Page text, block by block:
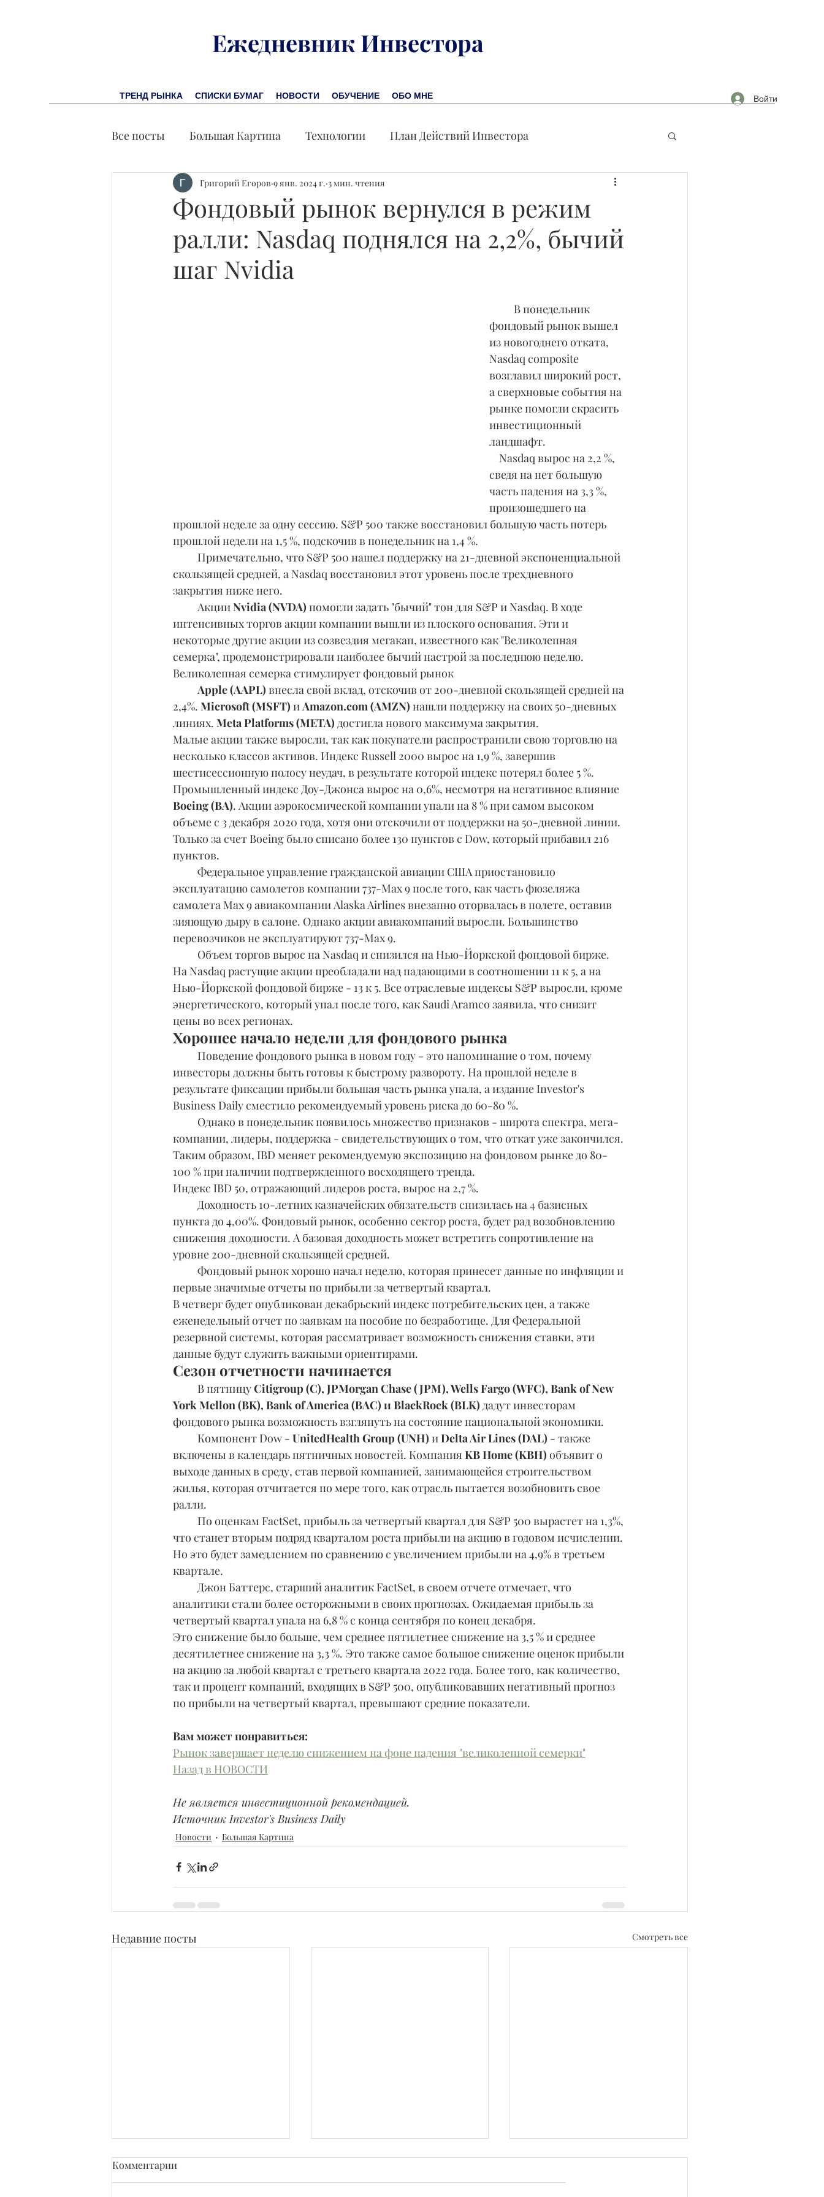
Ежедневник Инвестора
ТРЕНД РЫНКА СПИСКИ БУМАГ НОВОСТИ ОБУЧЕНИЕ ОБО МНЕ Войти
Все посты Большая Картина Технологии План Действий Инвестора
Заметки финсоветника Обучение Новости Промышленность
Лидеры И Успех Экономика Акция дня
Фондовый рынок вернулся в режим
ралли: Nasdaq поднялся на 2,2%, бычий
шаг Nvidia
Григорий Егоров 9 янв. 2024 г. 3 мин. чтения
фондовый рынок вышел
из новогоднего отката,
Nasdaq composite
возглавил широкий рост,
а сверхновые события на
рынке помогли скрасить
инвестиционный
ландшафт.
сведя на нет большую
часть падения на 3,3 %,
произошедшего на
прошлой неделе за одну сессию. S&P 500 также восстановил большую часть потерь
прошлой недели на 1,5 %, подскочив в понедельник на 1,4 %.
скользящей средней, а Nasdaq восстановил этот уровень после трехдневного
закрытия ниже него.
	Акции
Nvidia (NVDA) помогли задать "бычий" тон для S&P и Nasdaq. В ходе
интенсивных торгов акции компании вышли из плоского основания. Эти и
некоторые другие акции из созвездия мегакап, известного как "Великолепная
семерка", продемонстрировали наиболее бычий настрой за последнюю неделю.
Великолепная семерка стимулирует фондовый рынок
Apple (AAPL) внесла свой вклад, отскочив от 200-дневной скользящей средней на
2,4%. Microsoft (MSFT) и Amazon.com (AMZN) нашли поддержку на своих 50-дневных
линиях. Meta Platforms (META) достигла нового максимума закрытия.
Малые акции также выросли, так как покупатели распространили свою торговлю на
несколько классов активов. Индекс Russell 2000 вырос на 1,9 %, завершив
шестисессионную полосу неудач, в результате которой индекс потерял более 5 %.
Промышленный индекс Доу-Джонса вырос на 0,6%, несмотря на негативное влияние
Boeing (BA). Акции аэрокосмической компании упали на 8 % при самом высоком
объеме с 3 декабря 2020 года, хотя они отскочили от поддержки на 50-дневной линии.
Только за счет Boeing было списано более 130 пунктов с Dow, который прибавил 216
пунктов.
эксплуатацию самолетов компании 737-Max 9 после того, как часть фюзеляжа
самолета Max 9 авиакомпании Alaska Airlines внезапно оторвалась в полете, оставив
зияющую дыру в салоне. Однако акции авиакомпаний выросли. Большинство
перевозчиков не эксплуатируют 737-Max 9.
На Nasdaq растущие акции преобладали над падающими в соотношении 11 к 5, а на
Нью-Йоркской фондовой бирже - 13 к 5. Все отраслевые индексы S&P выросли, кроме
энергетического, который упал после того, как Saudi Aramco заявила, что снизит
цены во всех регионах.
Хорошее начало недели для фондового рынка
инвесторы должны быть готовы к быстрому развороту. На прошлой неделе в
результате фиксации прибыли большая часть рынка упала, а издание Investor's
Business Daily сместило рекомендуемый уровень риска до 60-80 %.
компании, лидеры, поддержка - свидетельствующих о том, что откат уже закончился.
Таким образом, IBD меняет рекомендуемую экспозицию на фондовом рынке до 80-
100 % при наличии подтвержденного восходящего тренда.
Индекс IBD 50, отражающий лидеров роста, вырос на 2,7 %.
пункта до 4,00%. Фондовый рынок, особенно сектор роста, будет рад возобновлению
снижения доходности. А базовая доходность может встретить сопротивление на
уровне 200-дневной скользящей средней.
первые значимые отчеты по прибыли за четвертый квартал.
В четверг будет опубликован декабрьский индекс потребительских цен, а также
еженедельный отчет по заявкам на пособие по безработице. Для Федеральной
резервной системы, которая рассматривает возможность снижения ставки, эти
данные будут служить важными ориентирами.
Сезон отчетности начинается
	В пятницу
Citigroup (C), JPMorgan Chase (JPM), Wells Fargo (WFC), Bank of New
York Mellon (BK), Bank of America (BAC) и BlackRock (BLK) дадут инвесторам
фондового рынка возможность взглянуть на состояние национальной экономики.
	Компонент Dow -
UnitedHealth Group (UNH) и Delta Air Lines (DAL) - также
включены в календарь пятничных новостей. Компания KB Home (KBH) объявит о
выходе данных в среду, став первой компанией, занимающейся строительством
жилья, которая отчитается по мере того, как отрасль пытается возобновить свое
ралли.
что станет вторым подряд кварталом роста прибыли на акцию в годовом исчислении.
Но это будет замедлением по сравнению с увеличением прибыли на 4,9% в третьем
квартале.
аналитики стали более осторожными в своих прогнозах. Ожидаемая прибыль за
четвертый квартал упала на 6,8 % с конца сентября по конец декабря.
Это снижение было больше, чем среднее пятилетнее снижение на 3,5 % и среднее
десятилетнее снижение на 3,3 %. Это также самое большое снижение оценок прибыли
на акцию за любой квартал с третьего квартала 2022 года. Более того, как количество,
так и процент компаний, входящих в S&P 500, опубликовавших негативный прогноз
по прибыли на четвертый квартал, превышают средние показатели.
Вам может понравиться:
Рынок завершает неделю снижением на фоне падения "великолепной семерки"
Назад в НОВОСТИ
Не является инвестиционной рекомендацией.
Источник Investor's Business Daily
Новости Большая Картина
Недавние посты Смотреть все
Комментарии